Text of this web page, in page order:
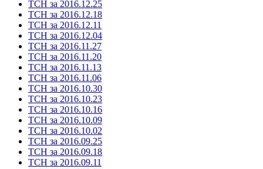
ТСН за 2016.12.25
ТСН за 2016.12.18
ТСН за 2016.12.11
ТСН за 2016.12.04
ТСН за 2016.11.27
ТСН за 2016.11.20
ТСН за 2016.11.13
ТСН за 2016.11.06
ТСН за 2016.10.30
ТСН за 2016.10.23
ТСН за 2016.10.16
ТСН за 2016.10.09
ТСН за 2016.10.02
ТСН за 2016.09.25
ТСН за 2016.09.18
ТСН за 2016.09.11